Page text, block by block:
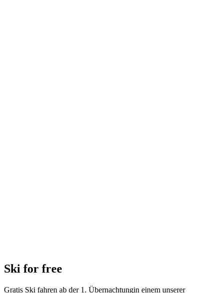
Ski for free
Gratis Ski fahren ab der 1. Übernachtungin einem unserer